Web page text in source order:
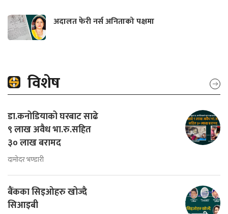
अदालत फेरी नर्स अनिताको पक्षमा
विशेष
डा.कनोडियाको घरबाट साढे
९ लाख अवैध भा.रु.सहित
३० लाख बरामद
दामोदर भण्डारी
बैंकका सिइओहरु खोज्दै
सिआइबी